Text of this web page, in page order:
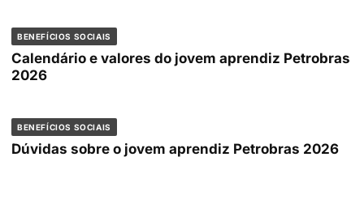
BENEFÍCIOS SOCIAIS
Calendário e valores do jovem aprendiz Petrobras
2026
BENEFÍCIOS SOCIAIS
Dúvidas sobre o jovem aprendiz Petrobras 2026